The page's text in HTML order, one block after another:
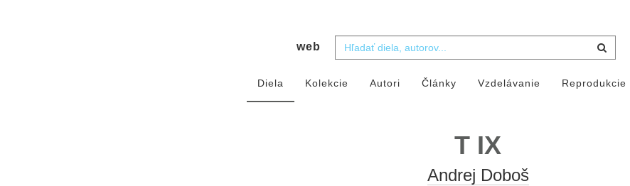
web
Diela Kolekcie Autori Články Vzdelávanie Reprodukcie
T IX
Andrej Doboš